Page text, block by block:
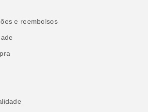
e reembolsos